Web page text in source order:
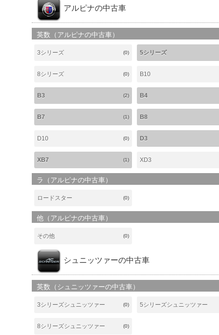
アルピナの中古車
英数（アルピナの中古車）
3シリーズ (0) 5シリーズ
8シリーズ (0) B10
B3 (2) B4
B7 (1) B8
D10 (0) D3
XB7 (1) XD3
ラ（アルピナの中古車）
ロードスター (0)
他（アルピナの中古車）
その他 (0)
シュニッツァーの中古車
英数（シュニッツァーの中古車）
3シリーズシュニッツァー (0) 5シリーズシュニッツァー
8シリーズシュニッツァー (0)